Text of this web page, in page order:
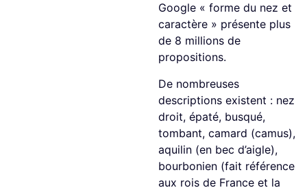
Google « forme du nez et
caractère » présente plus
de 8 millions de
propositions.
De nombreuses
descriptions existent : nez
droit, épaté, busqué,
tombant, camard (camus),
aquilin (en bec d’aigle),
bourbonien (fait référence
aux rois de France et la